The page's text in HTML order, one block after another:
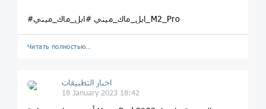
#ابل_ماك_ميني #ابل_ماك_ميني_M2_Pro
Читать полностью…
اخبار التطبيقات
18 January 2023 18:42